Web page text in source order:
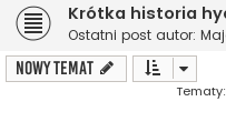
Krótka historia
Ostatni post autor:
NOWY TEMAT